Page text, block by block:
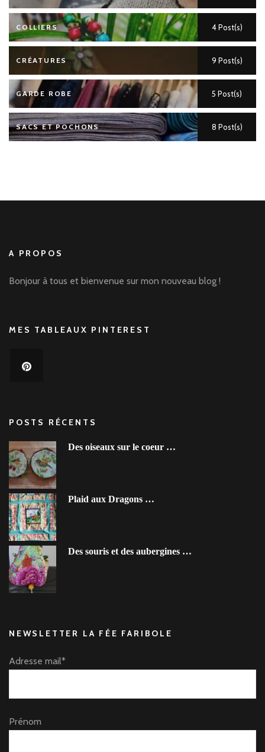
COLLIERS 4 Post(s)
CRÉATURES 9 Post(s)
GARDE ROBE 5 Post(s)
SACS ET POCHONS 8 Post(s)
A PROPOS
Bonjour à tous et bienvenue sur mon nouveau blog !
MES TABLEAUX PINTEREST
POSTS RÉCENTS
Des oiseaux sur le coeur …
Plaid aux Dragons …
Des souris et des aubergines …
NEWSLETTER LA FÉE FARIBOLE
Adresse mail*
Prénom